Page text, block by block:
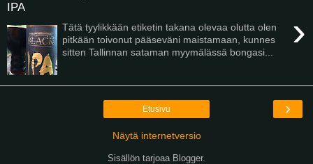
IPA
›
Tätä tyylikkään etiketin takana olevaa olutta olen
pitkään toivonut pääseväni maistamaan, kunnes
sitten Tallinnan sataman myymälässä bongasi...
›
Etusivu
Näytä internetversio
Sisällön tarjoaa Blogger.